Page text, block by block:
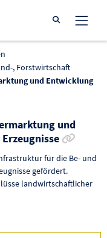
Suche öffnen
, Forstwirtschaft
und Entwicklung
und
für die Be- und
gefördert.
landwirtschaftlicher